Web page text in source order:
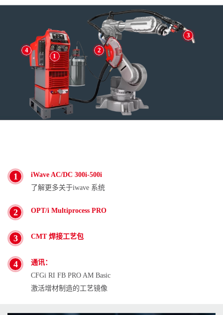
1
2
3
4
1
iWave AC/DC 300i-500i
了解更多关于iwave 系统
2 OPT/i Multiprocess PRO
3 CMT 焊接工艺包
4
通讯：
CFGi RI FB PRO AM Basic
激活增材制造的工艺镜像